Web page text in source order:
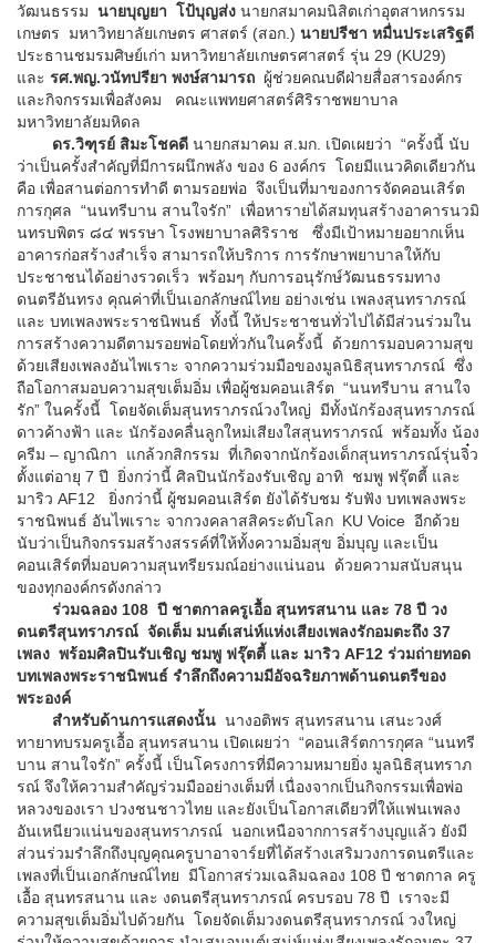
วัฒนธรรม นายบุญยา โป้บุญส่ง นายกสมาคมนิสิตเก่าอุตสาหกรรม
เกษตร มหาวิทยาลัยเกษตร ศาสตร์ (สอก.) นายปรีชา หมื่นประเสริฐดี
ประธานชมรมศิษย์เก่า มหาวิทยาลัยเกษตรศาสตร์ รุ่น 29 (KU29)
และ รศ.พญ.วนัทปรียา พงษ์สามารถ ผู้ช่วยคณบดีฝ่ายสื่อสารองค์กร
และกิจกรรมเพื่อสังคม คณะแพทยศาสตร์ศิริราชพยาบาล
มหาวิทยาลัยมหิดล
ดร.วิฑุรย์ สิมะโชคดี นายกสมาคม ส.มก. เปิดเผยว่า “ครั้งนี้ นับ
ว่าเป็นครั้งสำคัญที่มีการผนึกพลัง ของ 6 องค์กร โดยมีแนวคิดเดียวกัน
คือ เพื่อสานต่อการทำดี ตามรอยพ่อ จึงเป็นที่มาของการจัดคอนเสิร์ต
การกุศล “นนทรีบาน สานใจรัก” เพื่อหารายได้สมทุนสร้างอาคารนวมิ
นทรบพิตร ๘๔ พรรษา โรงพยาบาลศิริราช ซึ่งมีเป้าหมายอยากเห็น
อาคารก่อสร้างสำเร็จ สามารถให้บริการ การรักษาพยาบาลให้กับ
ประชาชนได้อย่างรวดเร็ว พร้อมๆ กับการอนุรักษ์วัฒนธรรมทาง
ดนตรีอันทรง คุณค่าที่เป็นเอกลักษณ์ไทย อย่างเช่น เพลงสุนทราภรณ์
และ บทเพลงพระราชนิพนธ์ ทั้งนี้ ให้ประชาชนทั่วไปได้มีส่วนร่วมใน
การสร้างความดีตามรอยพ่อโดยทั่วกันในครั้งนี้ ด้วยการมอบความสุข
ด้วยเสียงเพลงอันไพเราะ จากความร่วมมือของมูลนิธิสุนทราภรณ์ ซึ่ง
ถือโอกาสมอบความสุขเต็มอิ่ม เพื่อผู้ชมคอนเสิร์ต “นนทรีบาน สานใจ
รัก” ในครั้งนี้ โดยจัดเต็มสุนทราภรณ์วงใหญ่ มีทั้งนักร้องสุนทราภรณ์
ดาวค้างฟ้า และ นักร้องคลื่นลูกใหม่เสียงใสสุนทราภรณ์ พร้อมทั้ง น้อง
ครีม – ญาณิกา แกล้วกสิกรรม ที่เกิดจากนักร้องเด็กสุนทราภรณ์รุ่นจิ๋ว
ตั้งแต่อายุ 7 ปี ยิ่งกว่านี้ ศิลปินนักร้องรับเชิญ อาทิ ชมพู ฟรุ๊ตตี้ และ
มาริว AF12 ยิ่งกว่านี้ ผู้ชมคอนเสิร์ต ยังได้รับชม รับฟัง บทเพลงพระ
ราชนิพนธ์ อันไพเราะ จากวงคลาสสิคระดับโลก KU Voice อีกด้วย
นับว่าเป็นกิจกรรมสร้างสรรค์ที่ให้ทั้งความอิ่มสุข อิ่มบุญ และเป็น
คอนเสิร์ตที่มอบความสุนทรียรมณ์อย่างแน่นอน ด้วยความสนับสนุน
ของทุกองค์กรดังกล่าว
ร่วมฉลอง 108 ปี ชาตกาลครูเอื้อ สุนทรสนาน และ 78 ปี วง
ดนตรีสุนทราภรณ์ จัดเต็ม มนต์เสน่ห์แห่งเสียงเพลงรักอมตะถึง 37
เพลง พร้อมศิลปินรับเชิญ ชมพู ฟรุ๊ตตี้ และ มาริว AF12 ร่วมถ่ายทอด
บทเพลงพระราชนิพนธ์ รำลึกถึงความมีอัจฉริยภาพด้านดนตรีของ
พระองค์
สำหรับด้านการแสดงนั้น นางอติพร สุนทรสนาน เสนะวงศ์
ทายาทบรมครูเอื้อ สุนทรสนาน เปิดเผยว่า “คอนเสิร์ตการกุศล “นนทรี
บาน สานใจรัก” ครั้งนี้ เป็นโครงการที่มีความหมายยิ่ง มูลนิธิสุนทราภ
รณ์ จึงให้ความสำคัญร่วมมืออย่างเต็มที่ เนื่องจากเป็นกิจกรรมเพื่อพ่อ
หลวงของเรา ปวงชนชาวไทย และยังเป็นโอกาสเดียวที่ให้แฟนเพลง
อันเหนียวแน่นของสุนทราภรณ์ นอกเหนือจากการสร้างบุญแล้ว ยังมี
ส่วนร่วมรำลึกถึงบุญคุณครูบาอาจาร์ยที่ได้สร้างเสริมวงการดนตรีและ
เพลงที่เป็นเอกลักษณ์ไทย มีโอกาสร่วมเฉลิมฉลอง 108 ปี ชาตกาล ครู
เอื้อ สุนทรสนาน และ งดนตรีสุนทราภรณ์ ครบรอบ 78 ปี เราจะมี
ความสุขเต็มอิ่มไปด้วยกัน โดยจัดเต็มวงดนตรีสุนทราภรณ์ วงใหญ่